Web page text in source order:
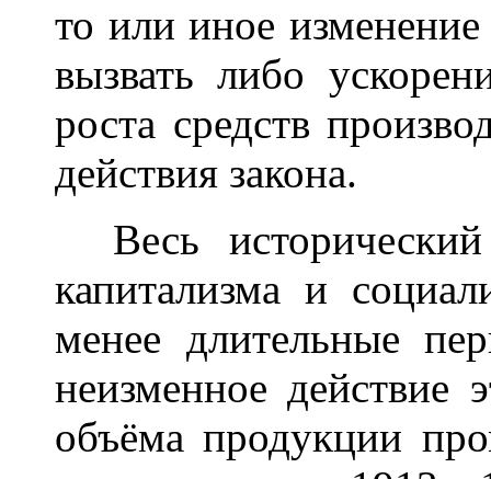
то или иное
вызвать либо
роста средств
действия закона.
Весь
капитализма и
менее длительные
неизменное действие
объёма продукции